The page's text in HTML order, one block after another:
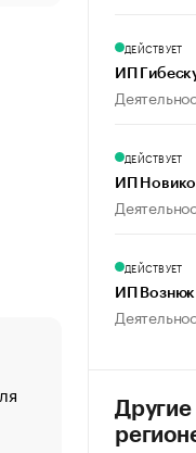
«От спорта
создавшей GTA
ДЕЙСТВУЕТ
ИП
ДЕЙСТВУЕТ
ИП
ДЕЙСТВУЕТ
ИП Вознюк
Другие